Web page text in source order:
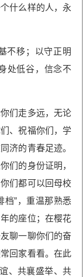
什么样的人，永
不移；以守正明
处低谷，信念不
们走多远，无论
、祝福你们，学
济的青春足迹。
们的身份证明，
们都可以回母校
档”，重温那熟悉
的座位；在樱花
聊一聊你们的奋
回家看看。在此
、共襄盛举、共